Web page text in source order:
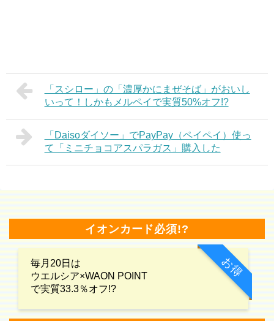
「スシロー」の「濃厚かにまぜそば」がおいし
いって！しかもメルペイで実質50%オフ!?
「Daisoダイソー」でPayPay（ペイペイ）使っ
て「ミニチョコアスパラガス」購入した
イオンカード必須!?
お得
毎月20日は
ウエルシア×WAON POINT
で実質33.3％オフ!?